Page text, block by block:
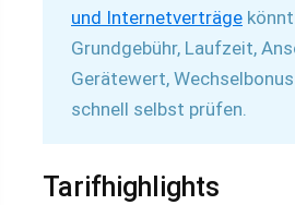
und Internetverträge
Grundgebühr, Laufzeit,
Gerätewert,
schnell selbst prüfen.
Tarifhighlights